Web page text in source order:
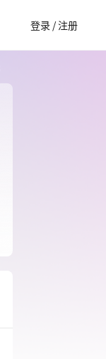
登录 / 注册